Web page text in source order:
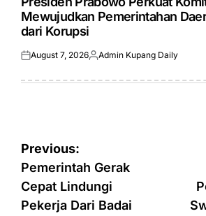
Mewujudkan Pemerintahan
dari Korupsi
Posted
August 7, 2026Posted
Admin Kupang Daily
Post
navigation
Previous:
Pemerintah Gerak
Cepat Lindungi
Pekerja Dari Badai